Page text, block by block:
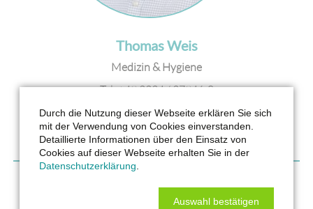
Thomas Weis
Medizin & Hygiene
Tel: +49 2234 / 37946-0
Mobil: +49 151 / 27706756
E-Mail:tweis@wmc-medical.de
Durch die Nutzung dieser Webseite erklären Sie sich
mit der Verwendung von Cookies einverstanden.
Detaillierte Informationen über den Einsatz von
Cookies auf dieser Webseite erhalten Sie in der
Datenschutzerklärung
Auswahl bestätigen